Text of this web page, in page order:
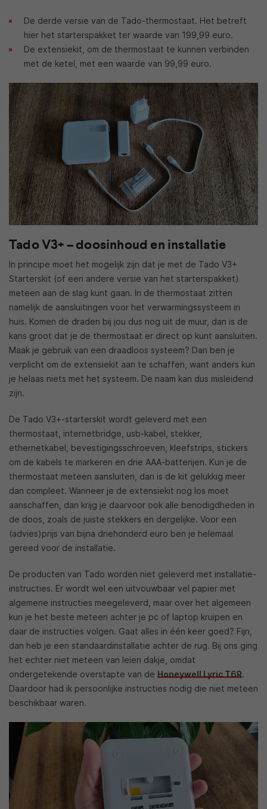
De derde versie van de Tado-thermostaat. Het betreft
hier het starterspakket ter waarde van 199,99 euro.
De extensiekit, om de thermostaat te kunnen verbinden
met de ketel, met een waarde van 99,99 euro.
Tado V3+ – doosinhoud en installatie
In principe moet het mogelijk zijn dat je met de Tado V3+
Starterskit (of een andere versie van het starterspakket)
meteen aan de slag kunt gaan. In de thermostaat zitten
namelijk de aansluitingen voor het verwarmingssysteem in
huis. Komen de draden bij jou dus nog uit de muur, dan is de
kans groot dat je de thermostaat er direct op kunt aansluiten.
Maak je gebruik van een draadloos systeem? Dan ben je
verplicht om de extensiekit aan te schaffen, want anders kun
je helaas niets met het systeem. De naam kan dus misleidend
zijn.
De Tado V3+-starterskit wordt geleverd met een
thermostaat, internetbridge, usb-kabel, stekker,
ethernetkabel, bevestigingsschroeven, kleefstrips, stickers
om de kabels te markeren en drie AAA-batterijen. Kun je de
thermostaat meteen aansluiten, dan is de kit gelukkig meer
dan compleet. Wanneer je de extensiekit nog los moet
aanschaffen, dan krijg je daarvoor ook alle benodigdheden in
de doos, zoals de juiste stekkers en dergelijke. Voor een
(advies)prijs van bijna driehonderd euro ben je helemaal
gereed voor de installatie.
De producten van Tado worden niet geleverd met installatie-
instructies. Er wordt wel een uitvouwbaar vel papier met
algemene instructies meegeleverd, maar over het algemeen
kun je het beste meteen achter je pc of laptop kruipen en
daar de instructies volgen. Gaat alles in één keer goed? Fijn,
dan heb je een standaardinstallatie achter de rug. Bij ons ging
het echter niet meteen van leien dakje, omdat
ondergetekende overstapte van de Honeywell Lyric T6R.
Daardoor had ik persoonlijke instructies nodig die niet meteen
beschikbaar waren.